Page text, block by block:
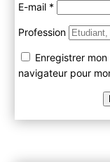
E-mail *
Profession
Enregistrer
navigateur pour